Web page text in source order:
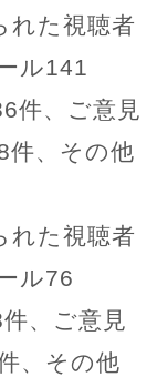
れた視聴者
ル141
件、ご意見
件、その他
れた視聴者
ル76
、ご意見
、その他